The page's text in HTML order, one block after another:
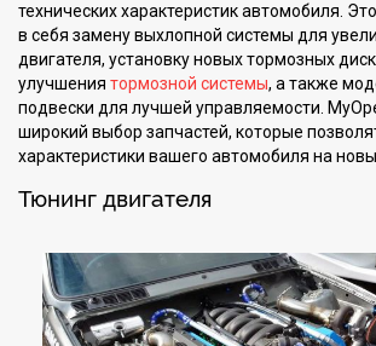
технических характеристик автомобиля.
в себя замену выхлопной системы для
двигателя, установку новых тормозных
улучшения тормозной системы, а также
подвески для лучшей управляемости.
широкий выбор запчастей, которые
характеристики вашего автомобиля на
Тюнинг двигателя